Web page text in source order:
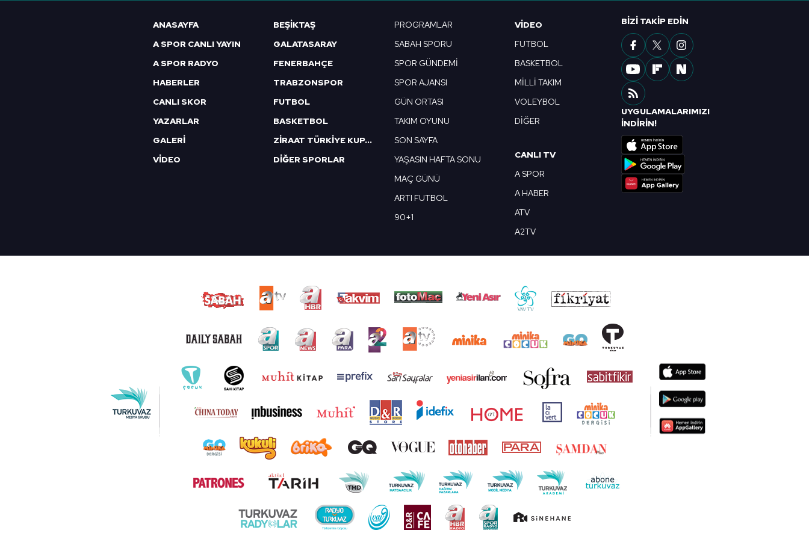
mevzuata uygun olarak kullanılan çerezlerle ilgili bilgi almak için lütfentıklayınız
ANASAYFA
A SPOR CANLI YAYIN
A SPOR RADYO
HABERLER
CANLI SKOR
YAZARLAR
GALERİ
VİDEO
BEŞİKTAŞ
GALATASARAY
FENERBAHÇE
TRABZONSPOR
FUTBOL
BASKETBOL
ZİRAAT TÜRKİYE KUPASI
DİĞER SPORLAR
PROGRAMLAR
SABAH SPORU
SPOR GÜNDEMİ
SPOR AJANSI
GÜN ORTASI
TAKIM OYUNU
SON SAYFA
YAŞASIN HAFTA SONU
MAÇ GÜNÜ
ARTI FUTBOL
90+1
VIDEO
FUTBOL
BASKETBOL
MİLLİ TAKIM
VOLEYBOL
DİĞER
CANLI TV
A SPOR
A HABER
ATV
A2TV
BIZI TAKIP EDIN
UYGULAMALARIMIZI
İNDİRİN!